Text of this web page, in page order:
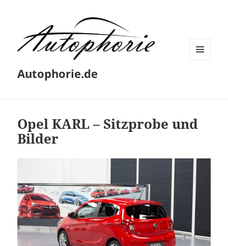
Autophorie.de
Opel KARL – Sitzprobe und
Bilder